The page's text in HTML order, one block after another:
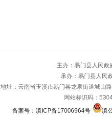
主办：易门县人民
承办：易门县人民
地址：云南省玉溪市易门县龙泉街道城
网站标识码：
备案号：滇ICP备17006964号
滇